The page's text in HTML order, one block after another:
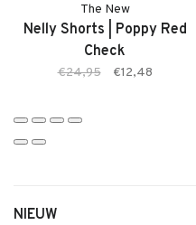
The New
Nelly Shorts | Poppy Red
Check
€24,95 €12,48
NIEUW